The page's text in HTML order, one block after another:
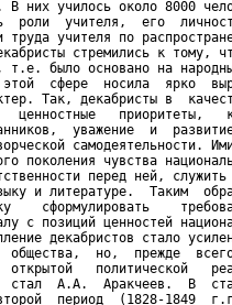
В них училось около 8000
роли  учителя,  его
труда учителя по
стремились к тому,
т.е. было основано на
сфере  носила  ярко
Так, декабристы в
ценностные   приоритеты,
уважение  и
самодеятельности.
поколения чувства
перед ней,
и литературе.  Таким
сформулировать
с позиций ценностей
декабристов стало
общества,  но,  прежде
открытой   политической
стал  А.А.  Аракчеев.  В
период  (1828-1849